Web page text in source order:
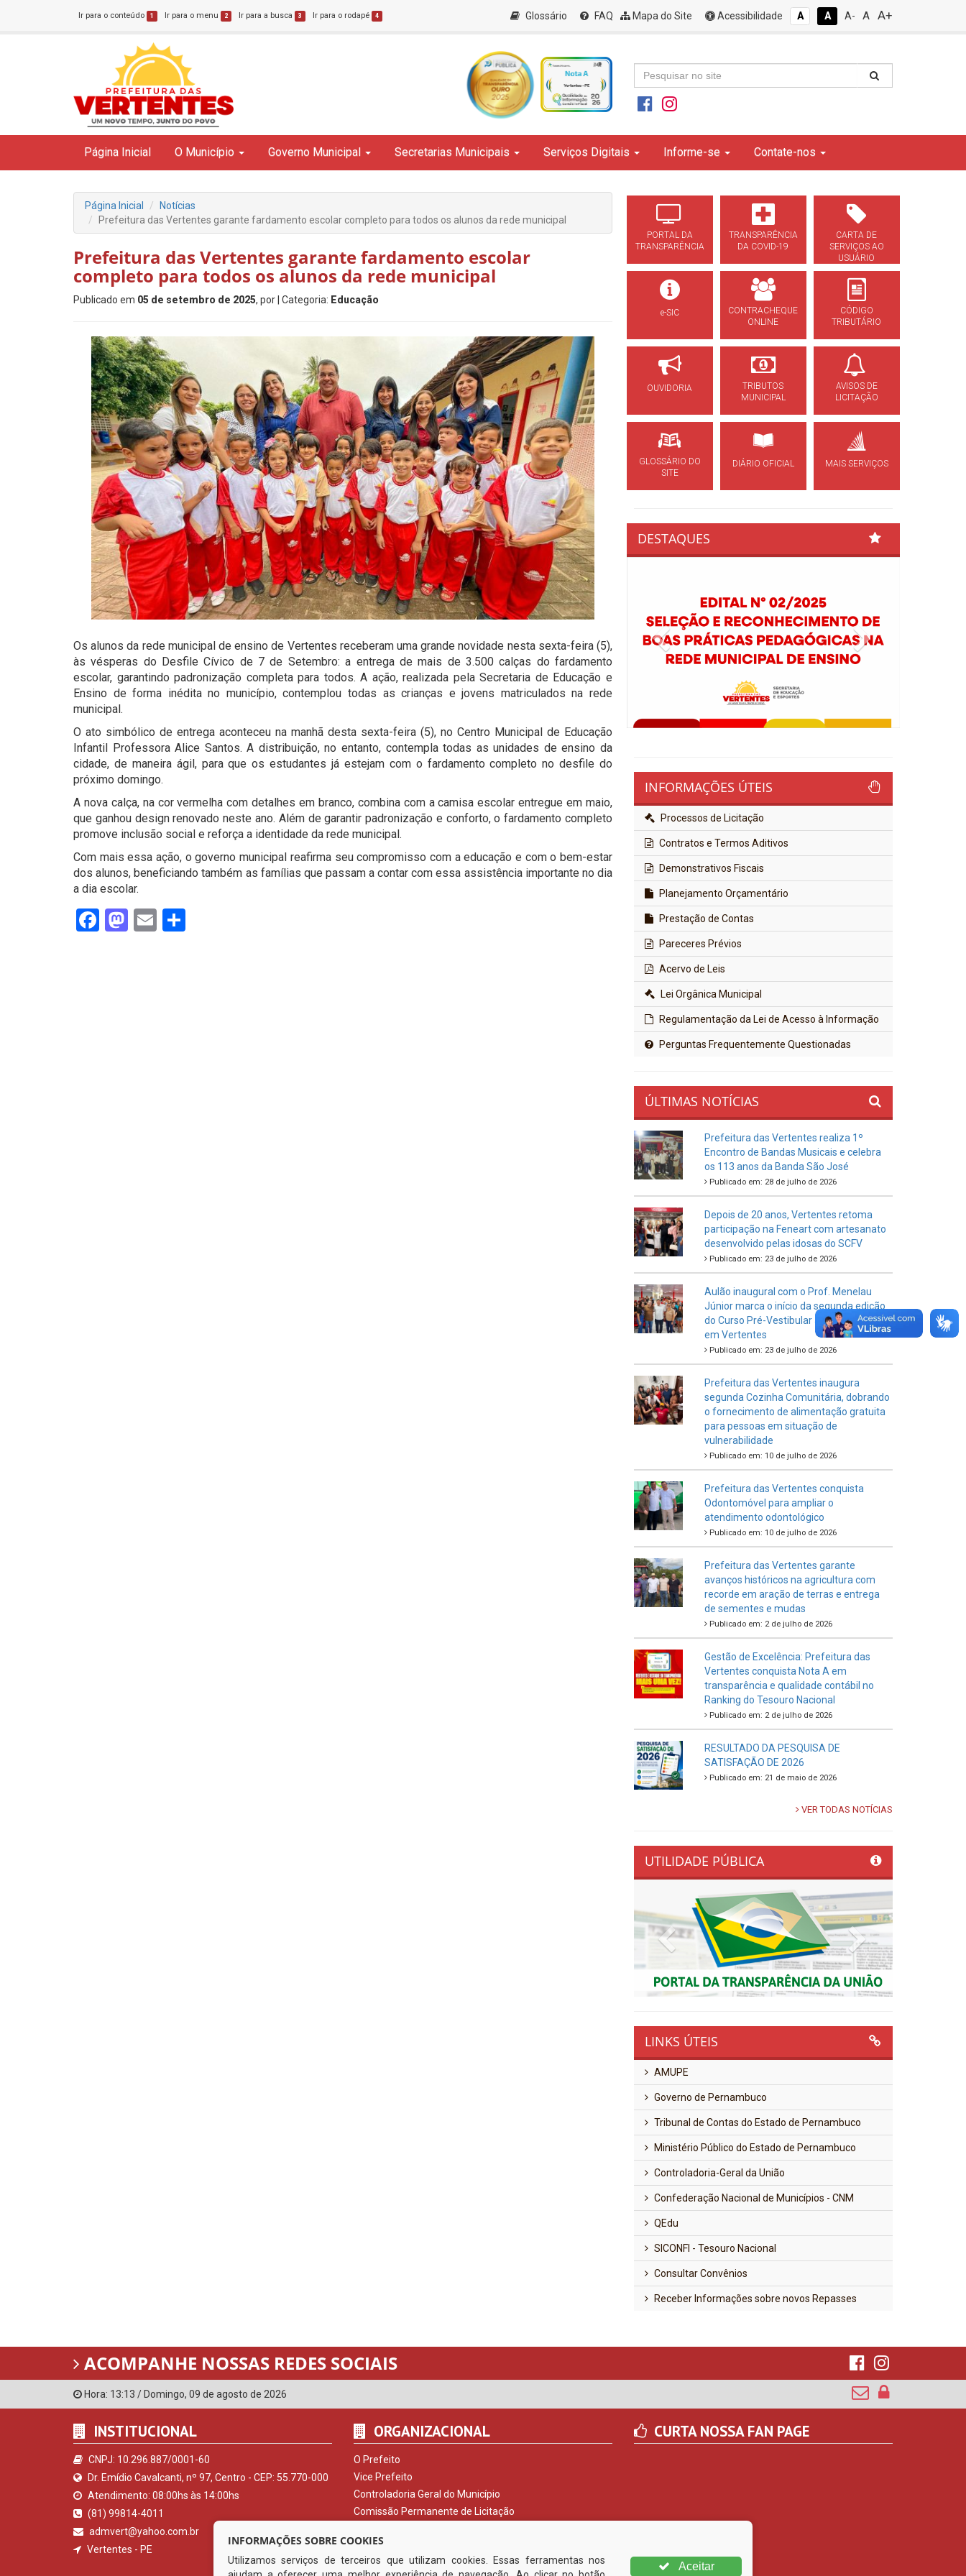
Ir para o conteúdo 1 Ir para o menu 2 Ir para a busca 3 Ir para o rodapé 4 Glossário FAQ Mapa do Site Acessibilidade A A A- A A+
Página Inicial O Município Governo Municipal Secretarias Municipais Serviços Digitais Informe-se Contate-nos
Página Inicial
Notícias
Prefeitura das Vertentes garante fardamento escolar completo para todos os alunos da rede municipal
Prefeitura das Vertentes garante fardamento escolar
completo para todos os alunos da rede municipal
Publicado em 05 de setembro de 2025, por | Categoria: Educação
Os alunos da rede municipal de ensino de Vertentes receberam uma grande novidade nesta sexta-feira (5),
às vésperas do Desfile Cívico de 7 de Setembro: a entrega de mais de 3.500 calças do fardamento
escolar, garantindo padronização completa para todos. A ação, realizada pela Secretaria de Educação e
Ensino de forma inédita no município, contemplou todas as crianças e jovens matriculados na rede
municipal.
O ato simbólico de entrega aconteceu na manhã desta sexta-feira (5), no Centro Municipal de Educação
Infantil Professora Alice Santos. A distribuição, no entanto, contempla todas as unidades de ensino da
cidade, de maneira ágil, para que os estudantes já estejam com o fardamento completo no desfile do
próximo domingo.
A nova calça, na cor vermelha com detalhes em branco, combina com a camisa escolar entregue em maio,
que ganhou design renovado neste ano. Além de garantir padronização e conforto, o fardamento completo
promove inclusão social e reforça a identidade da rede municipal.
Com mais essa ação, o governo municipal reafirma seu compromisso com a educação e com o bem-estar
dos alunos, beneficiando também as famílias que passam a contar com essa assistência importante no dia
a dia escolar.
Facebook
Mastodon
Email
PORTAL DA
TRANSPARÊNCIA
TRANSPARÊNCIA
DA COVID-19
CARTA DE
SERVIÇOS AO
USUÁRIO
e-SIC
CONTRACHEQUE
ONLINE
CÓDIGO
TRIBUTÁRIO
OUVIDORIA
TRIBUTOS
MUNICIPAL
AVISOS DE
LICITAÇÃO
GLOSSÁRIO DO
SITE
DIÁRIO OFICIAL MAIS SERVIÇOS
DESTAQUES
Previous Next
INFORMAÇÕES ÚTEIS
Processos de Licitação
Contratos e Termos Aditivos
Demonstrativos Fiscais
Planejamento Orçamentário
Prestação de Contas
Pareceres Prévios
Acervo de Leis
Lei Orgânica Municipal
Regulamentação da Lei de Acesso à Informação
Perguntas Frequentemente Questionadas
ÚLTIMAS NOTÍCIAS
Prefeitura das Vertentes realiza 1º
Encontro de Bandas Musicais e celebra
os 113 anos da Banda São José
Publicado em: 28 de julho de 2026
Depois de 20 anos, Vertentes retoma
participação na Feneart com artesanato
desenvolvido pelas idosas do SCFV
Publicado em: 23 de julho de 2026
Aulão inaugural com o Prof. Menelau
Júnior marca o início da segunda edição
do Curso Pré-Vestibular Junto do Povo
em Vertentes
Publicado em: 23 de julho de 2026
Prefeitura das Vertentes inaugura
segunda Cozinha Comunitária, dobrando
o fornecimento de alimentação gratuita
para pessoas em situação de
vulnerabilidade
Publicado em: 10 de julho de 2026
Prefeitura das Vertentes conquista
Odontomóvel para ampliar o
atendimento odontológico
Publicado em: 10 de julho de 2026
Prefeitura das Vertentes garante
avanços históricos na agricultura com
recorde em aração de terras e entrega
de sementes e mudas
Publicado em: 2 de julho de 2026
Gestão de Excelência: Prefeitura das
Vertentes conquista Nota A em
transparência e qualidade contábil no
Ranking do Tesouro Nacional
Publicado em: 2 de julho de 2026
RESULTADO DA PESQUISA DE
SATISFAÇÃO DE 2026
Publicado em: 21 de maio de 2026
VER TODAS NOTÍCIAS
UTILIDADE PÚBLICA
Previous Next
LINKS ÚTEIS
AMUPE
Governo de Pernambuco
Tribunal de Contas do Estado de Pernambuco
Ministério Público do Estado de Pernambuco
Controladoria-Geral da União
Confederação Nacional de Municípios - CNM
QEdu
SICONFI - Tesouro Nacional
Consultar Convênios
Receber Informações sobre novos Repasses
ACOMPANHE NOSSAS REDES SOCIAIS
Hora: 13:13 / Domingo, 09 de agosto de 2026
INSTITUCIONAL
CNPJ: 10.296.887/0001-60
Dr. Emídio Cavalcanti, nº 97, Centro - CEP: 55.770-000
Atendimento: 08:00hs às 14:00hs
(81) 99814-4011
admvert@yahoo.com.br
Vertentes - PE
ORGANIZACIONAL
O Prefeito
Vice Prefeito
Controladoria Geral do Município
Comissão Permanente de Licitação
Serviço de Informação ao Cidadão
Ouvidoria Municipal
CURTA NOSSA FAN PAGE
INFORMAÇÕES SOBRE COOKIES
Utilizamos serviços de terceiros que utilizam cookies. Essas ferramentas nos
Aceitar